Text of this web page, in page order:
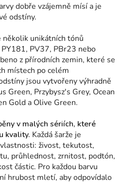
dobře vzájemně mísí a je
odstíny.
několik unikátních tónů
PV37, PBr23 nebo
z přírodních zemin, které se
místech po celém
jsou vytvořeny výhradně
Green, Przybysz's Grey, Ocean
Gold a Olive Green.
v malých sériích, které
kvality. Každá šarže je
živost, tekutost,
průhlednost, zrnitost, podtón,
částic. Pro každou barvu
hrubost mletí, aby odpovídalo